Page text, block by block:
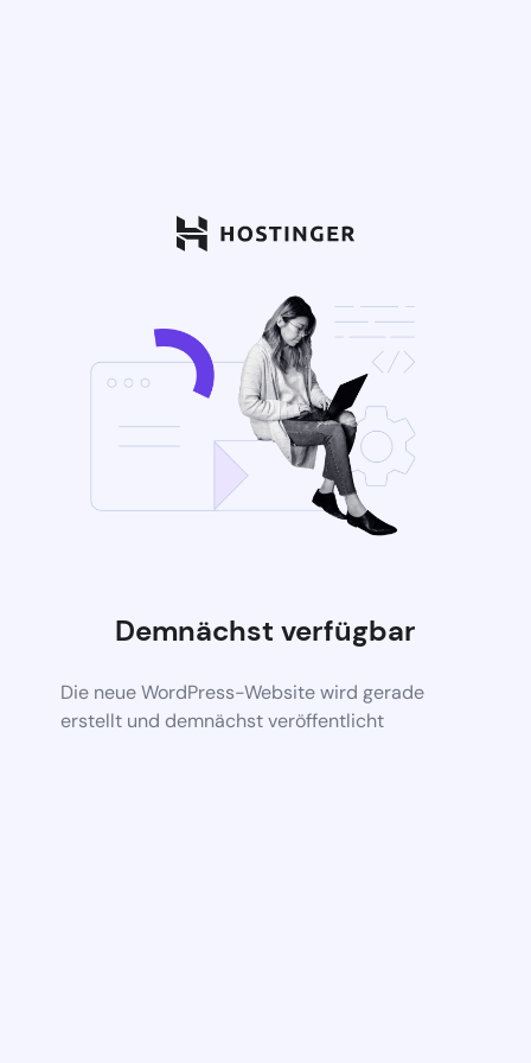
Demnächst verfügbar
Die neue WordPress-Website wird gerade
erstellt und demnächst veröffentlicht